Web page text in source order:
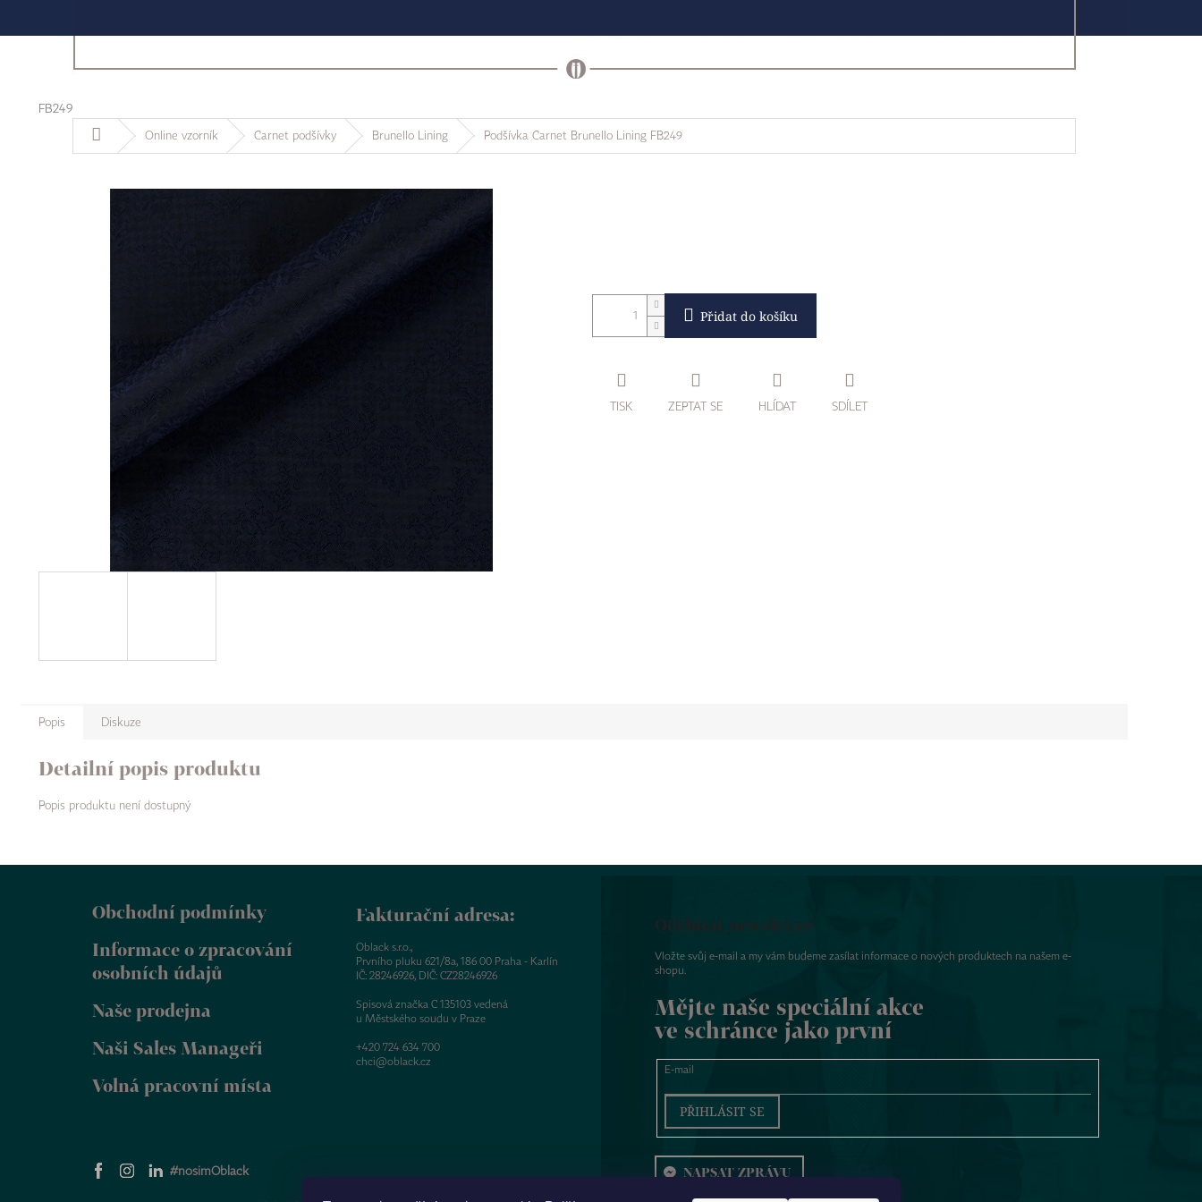
FB249
Domů Online vzorník Carnet podšívky Brunello Lining Podšívka Carnet Brunello Lining FB249
Přidat do košíku
TISK ZEPTAT SE HLÍDAT SDÍLET
Popis Diskuze
Detailní popis produktu
Popis produktu není dostupný
Obchodní podmínky
Informace o zpracování
osobních údajů
Naše prodejna
Naši Sales Manageři
Volná pracovní místa
#nosimOblack
Fakturační adresa:
Oblack s.r.o.,
Prvního pluku 621/8a, 186 00 Praha - Karlín
IČ: 28246926, DIČ: CZ28246926
Spisová značka C 135103 vedená
u Městského soudu v Praze
+420 724 634 700
chci@oblack.cz
Odebírat newsletter
Vložte svůj e-mail a my vám budeme zasílat informace o nových produktech na našem e-
shopu.
Mějte naše speciální akce
ve schránce jako první
E-mail
PŘIHLÁSIT SE
NAPSAT ZPRÁVU